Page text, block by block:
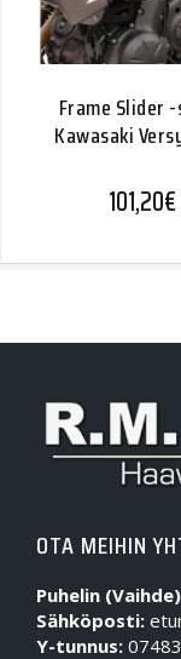
Frame Slider
Kawasaki
101,20€
OTA MEIHIN
Puhelin
Sähköposti:
Y-tunnus: